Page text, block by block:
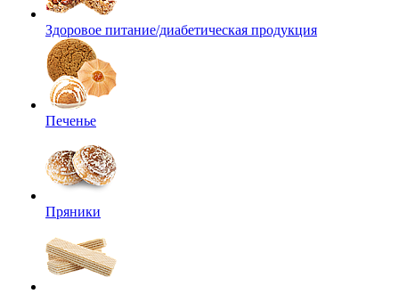
Здоровое питание/диабетическая продукция
Печенье
Пряники